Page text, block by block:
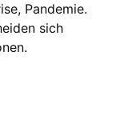
Pandemie.
sich